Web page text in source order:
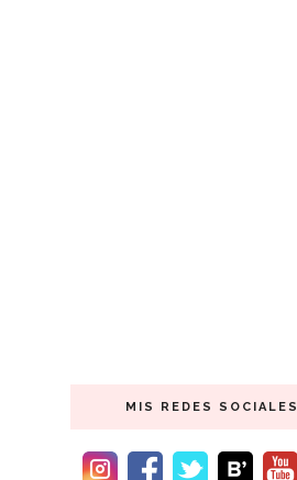
MIS REDES SOCIALES